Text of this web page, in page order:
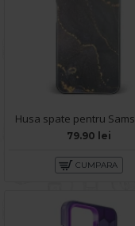
79.90 lei
CUMPARA